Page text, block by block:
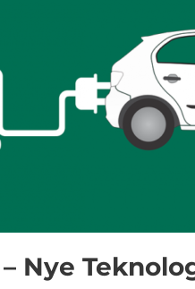
Nye